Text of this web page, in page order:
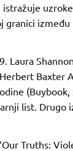
granici
Laura
Baxter
list. Drugo
Truths: